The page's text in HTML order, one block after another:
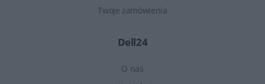
Twoje zamówienia
Dell24
O nas